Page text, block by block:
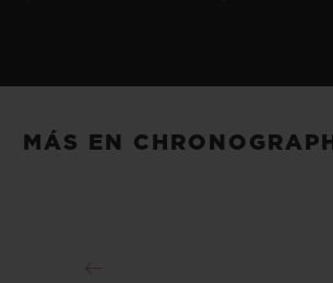
MÁS EN CHRONOGRAPH